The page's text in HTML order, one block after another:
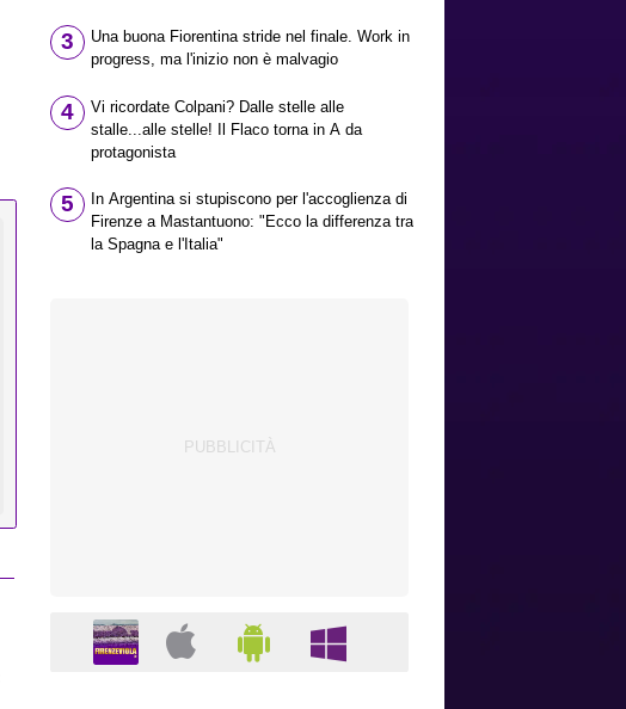
3
Una buona Fiorentina stride nel finale. Work in
progress, ma l'inizio non è malvagio
4
Vi ricordate Colpani? Dalle stelle alle
stalle...alle stelle! Il Flaco torna in A da
protagonista
5
In Argentina si stupiscono per l'accoglienza di
Firenze a Mastantuono: "Ecco la differenza tra
la Spagna e l'Italia"